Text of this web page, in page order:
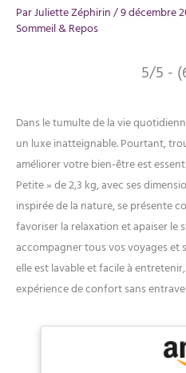
ParJuliette Zéphirin/9 décembre
Sommeil & Repos
5/5 -
Dans le tumulte de la vie
un luxe inatteignable. Pourtant,
améliorer votre bien-être est
Petite » de 2,3 kg, avec ses
inspirée de la nature, se présente
favoriser la relaxation et apaiser le
accompagner tous vos voyages et
elle est lavable et facile à
expérience de confort sans